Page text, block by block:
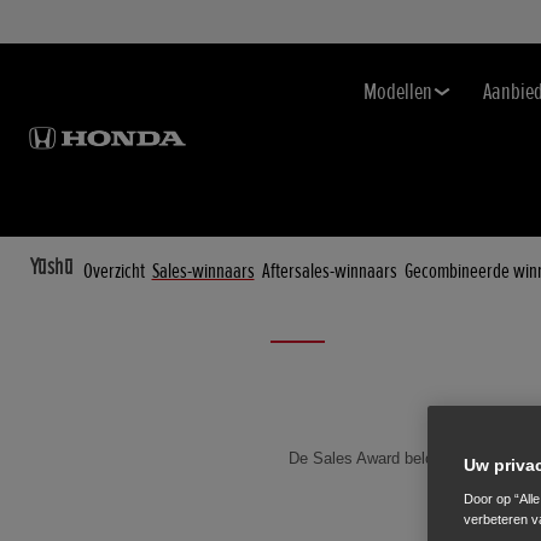
Modellen
Yūshū Overzicht Sales-winnaars Aftersales-winnaars Gecombineerde
De Sales Award beloont retailers
Uw
Door op
verbeteren